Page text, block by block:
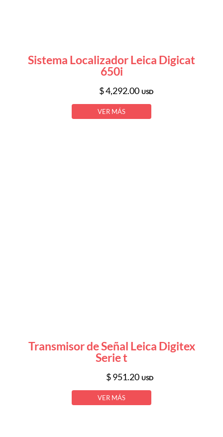
Sistema Localizador Leica Digicat
650i
$ 4,292.00 USD
VER MÁS
Transmisor de Señal Leica Digitex
Serie t
$ 951.20 USD
VER MÁS